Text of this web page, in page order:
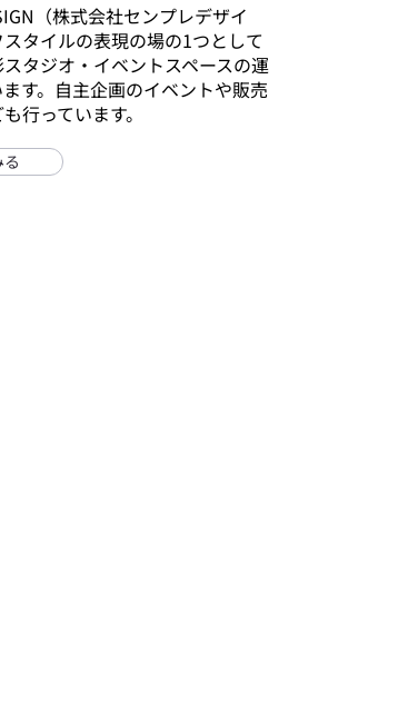
（株式会社センプレデザイ
タイルの表現の場の1つとして
タジオ・イベントスペースの運
す。自主企画のイベントや販売
行っています。